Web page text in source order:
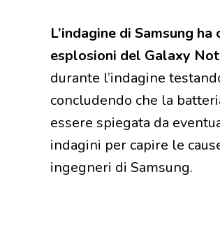
L’indagine di Samsung
esplosioni del Galaxy
durante l’indagine
concludendo che la
essere spiegata da
indagini per capire le
ingegneri di Samsung.